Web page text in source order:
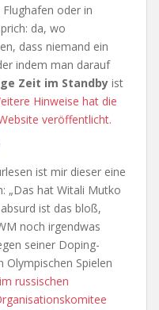
oder in
da, wo
dass niemand ein
indem man darauf
Zeit im Standby ist
Hinweise hat die
veröffentlicht.
ist mir dieser eine
„Das hat Witali Mutko
ist das bloß,
noch irgendwas
seiner Doping-
Olympischen Spielen
russischen